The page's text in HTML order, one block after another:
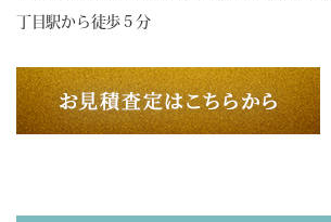
丁目駅から徒歩５分